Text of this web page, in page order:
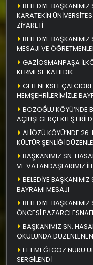
BELEDİYE
KARATEKİN
ZİYARETİ
BELEDİYE
MESAJI VE
GAZİOSMANPAŞA
KERMESE KATILDIK
GELENEKSEL
HEMŞEHRİLERİMİZLE
BOZOĞLU KÖYÜ’NDE
AÇILIŞI
ALİÖZÜ KÖYÜ’NDE
KÜLTÜR ŞENLİĞİ
BAŞKANIMIZ SN.
VE VATANDAŞLARIMIZ
BELEDİYE
BAYRAMI MESAJI
BELEDİYE
ÖNCESİ PAZARCI
BAŞKANIMIZ SN.
OKULUNDA
EL EMEĞİ GÖZ NURU
SERGİLENDİ